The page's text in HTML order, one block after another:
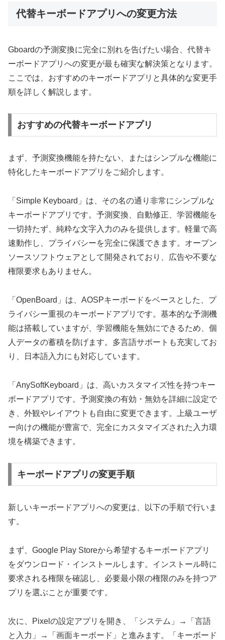
代替キーボードアプリへの変更方法
Gboardの予測変換に完全に別れを告げたい場合、代替キ
ーボードアプリへの変更が最も確実な解決策となります。
ここでは、おすすめのキーボードアプリと具体的な変更手
順を詳しく解説します。
おすすめの代替キーボードアプリ
まず、予測変換機能を持たない、またはシンプルな機能に
特化したキーボードアプリをご紹介します。
「Simple Keyboard」は、その名の通り非常にシンプルな
キーボードアプリです。予測変換、自動修正、学習機能を
一切持たず、純粋な文字入力のみを提供します。軽量で高
速動作し、プライバシーを完全に保護できます。オープン
ソースソフトウェアとして開発されており、広告や不要な
権限要求もありません。
「OpenBoard」は、AOSPキーボードをベースとした、プ
ライバシー重視のキーボードアプリです。基本的な予測機
能は搭載していますが、学習機能を無効にできるため、個
人データの蓄積を防げます。多言語サポートも充実してお
り、日本語入力にも対応しています。
「AnySoftKeyboard」は、高いカスタマイズ性を持つキー
ボードアプリです。予測変換の有効・無効を詳細に設定で
き、外観やレイアウトも自由に変更できます。上級ユーザ
ー向けの機能が豊富で、完全にカスタマイズされた入力環
境を構築できます。
キーボードアプリの変更手順
新しいキーボードアプリへの変更は、以下の手順で行いま
す。
まず、Google Play Storeから希望するキーボードアプリ
をダウンロード・インストールします。インストール時に
要求される権限を確認し、必要最小限の権限のみを持つア
プリを選ぶことが重要です。
次に、Pixelの設定アプリを開き、「システム」→「言語
と入力」→「画面キーボード」と進みます。「キーボード